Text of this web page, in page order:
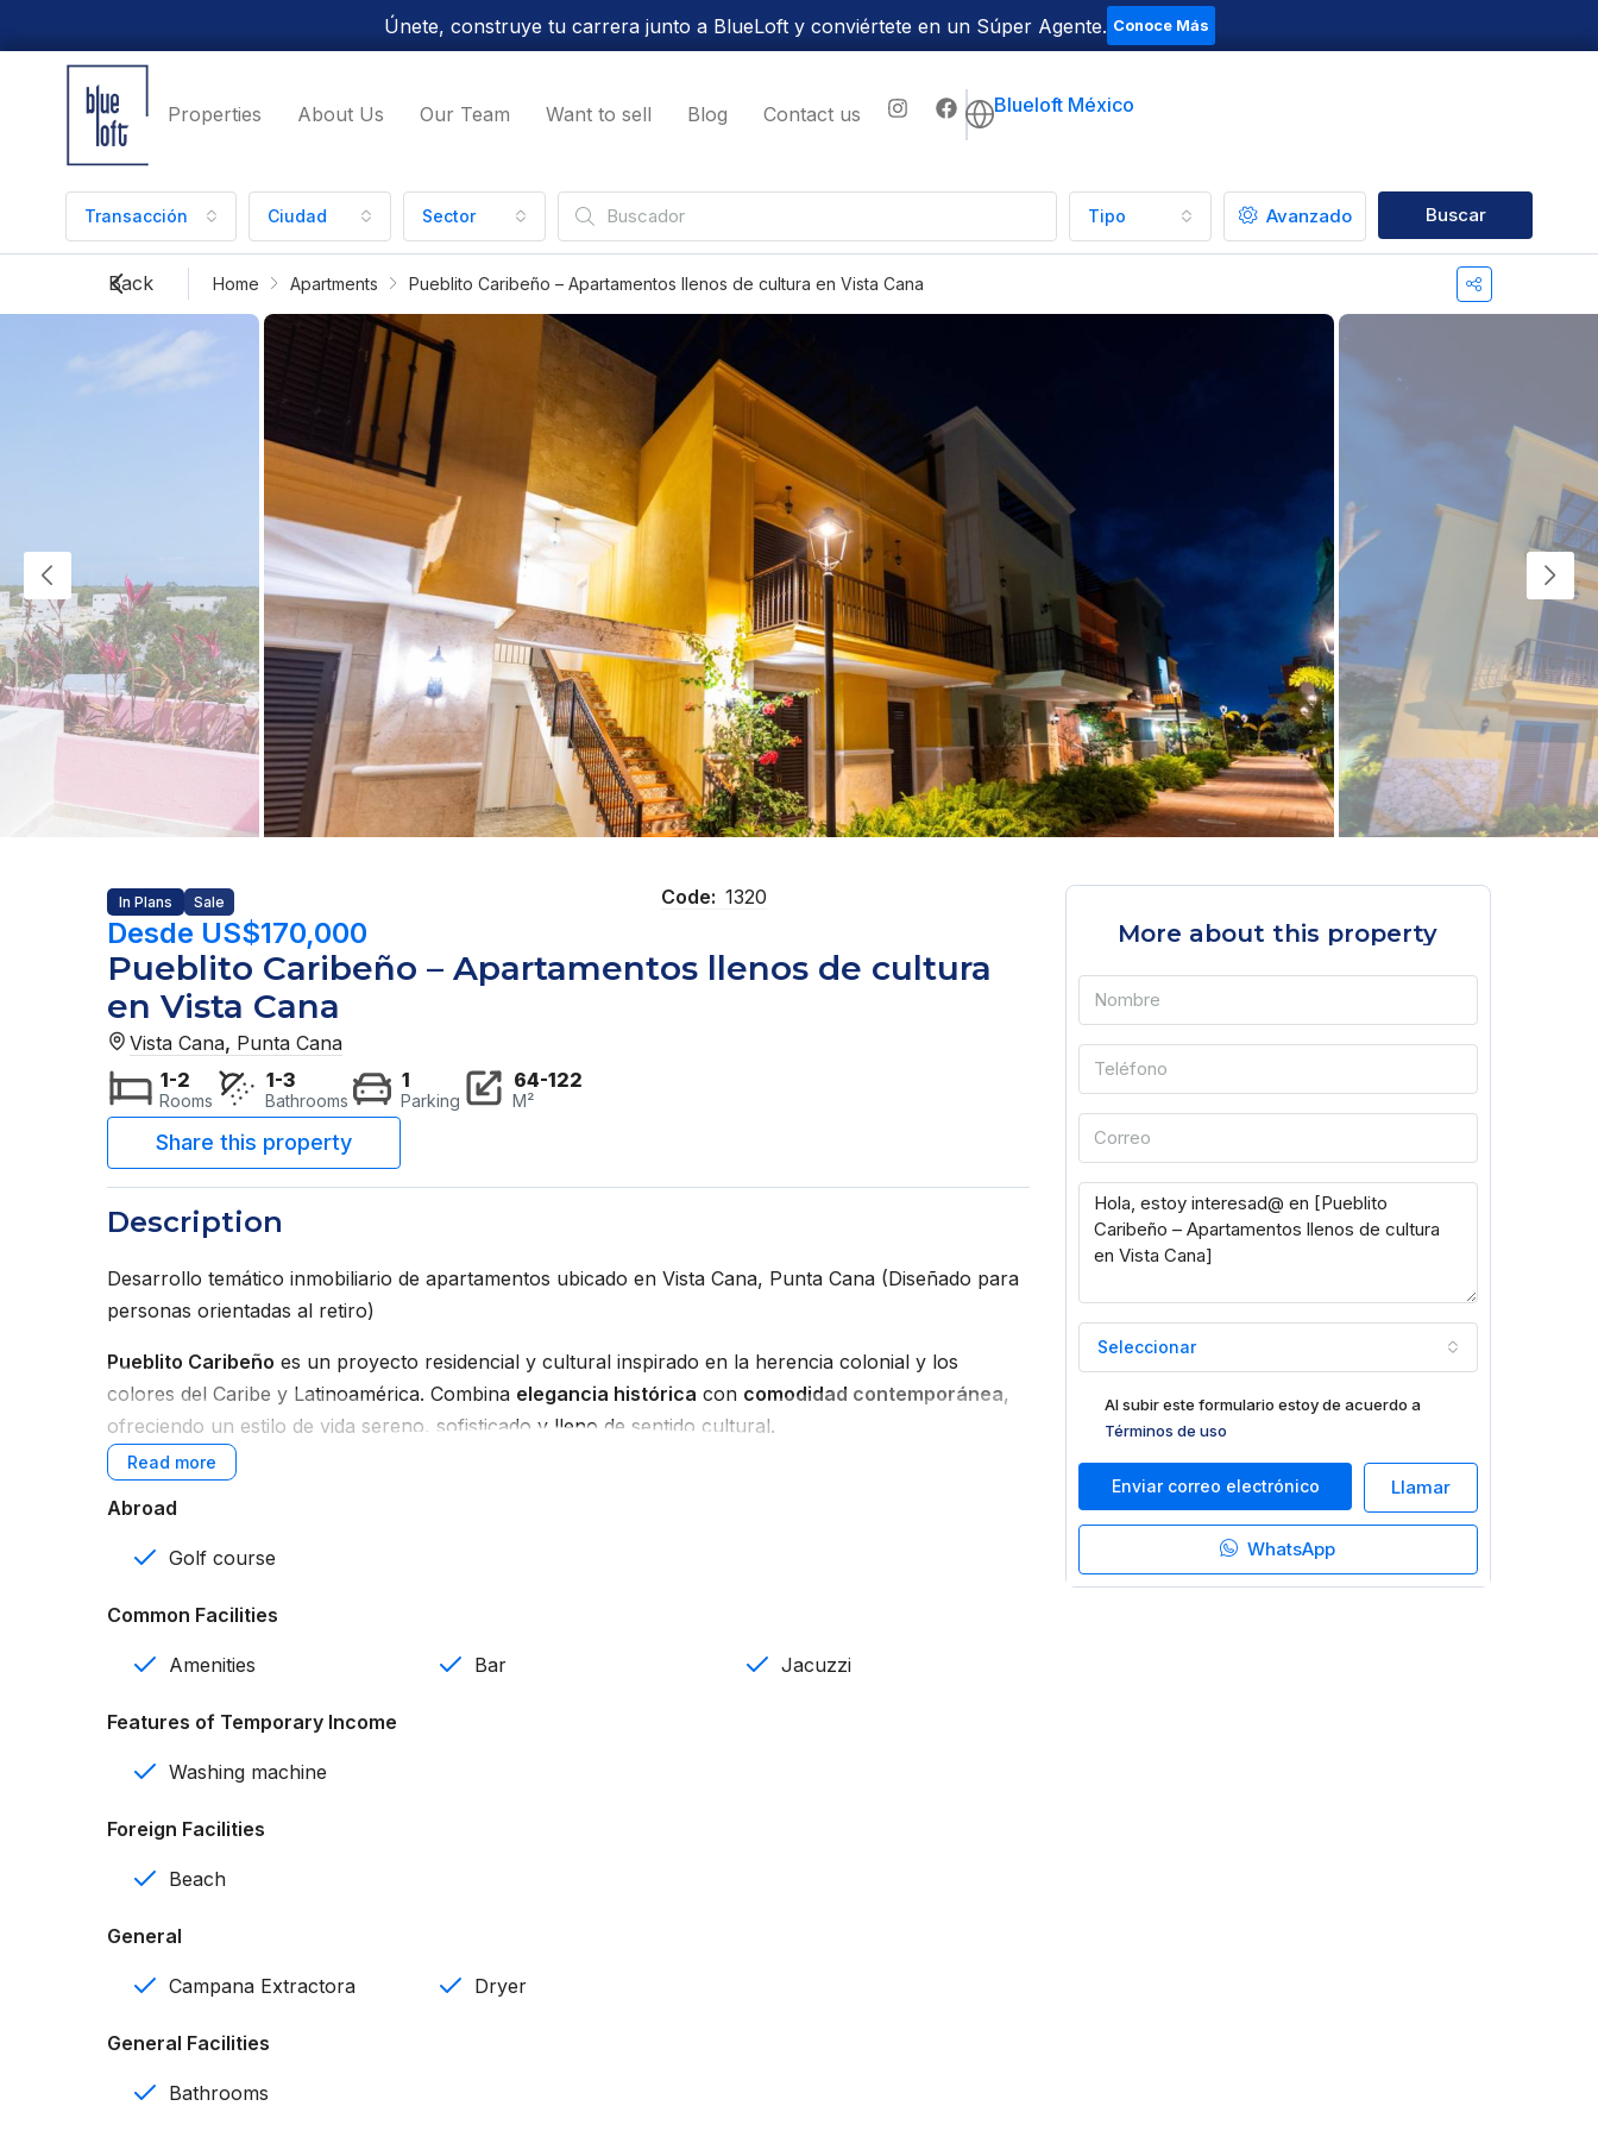
Únete, construye tu carrera junto a BlueLoft y conviértete en un Súper Agente. Conoce Más
Properties About Us Our Team Want to sell Blog Contact us Blueloft México
Transacción Ciudad Sector Tipo Avanzado Buscar
Back Home Apartments Pueblito Caribeño – Apartamentos llenos de cultura en Vista Cana
In Plans Sale Code: 1320
Desde US$170,000
Pueblito Caribeño – Apartamentos llenos de cultura
en Vista Cana
Vista Cana, Punta Cana
1-2
Rooms
1-3
Bathrooms
1
Parking
64-122
M²
Description
Desarrollo temático inmobiliario de apartamentos ubicado en Vista Cana, Punta Cana (Diseñado para
personas orientadas al retiro)
Pueblito Caribeño es un proyecto residencial y cultural inspirado en la herencia colonial y los
colores del Caribe y Latinoamérica. Combina elegancia histórica con comodidad contemporánea,
ofreciendo un estilo de vida sereno, sofisticado y lleno de sentido cultural.
Su esencia se centra en la
atraer a quienes valoran el romanticismo de la vida sencilla y el lujo de vivir con propósito.
Lema: “Donde el pasado se hace presente”.
Características:
122 apartamentos
1 y 2 rooms
1 y 2 baños
Bano de visitas
1 parqueo por apartamento
Abroad
Golf course
Common Facilities
Amenities Bar Jacuzzi
Features of Temporary Income
Washing machine
Foreign Facilities
Beach
General
Campana Extractora Dryer
General Facilities
Bathrooms
More about this property
Seleccionar
Al subir este formulario estoy de acuerdo a
Términos de uso
Enviar correo electrónico Llamar
WhatsApp